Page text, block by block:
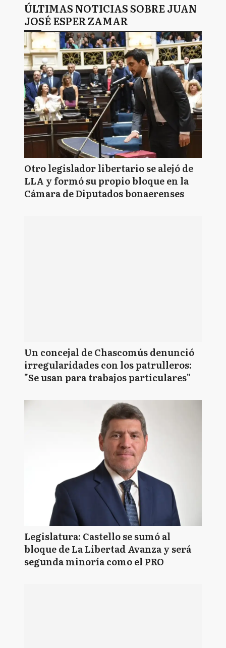
ÚLTIMAS NOTICIAS SOBRE JUAN
JOSÉ ESPER ZAMAR
Otro legislador libertario se alejó de
LLA y formó su propio bloque en la
Cámara de Diputados bonaerenses
Un concejal de Chascomús denunció
irregularidades con los patrulleros:
"Se usan para trabajos particulares"
Legislatura: Castello se sumó al
bloque de La Libertad Avanza y será
segunda minoría como el PRO